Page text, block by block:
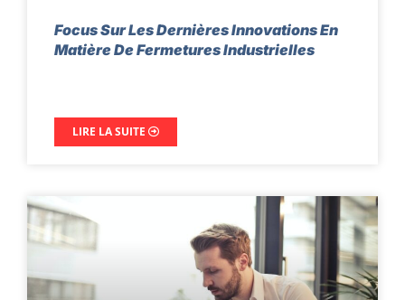
Focus Sur Les Dernières Innovations En
Matière De Fermetures Industrielles
LIRE LA SUITE